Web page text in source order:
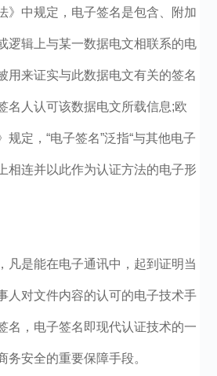
》中规定，电子签名是包含、附加
逻辑上与某一数据电文相联系的电
用来证实与此数据电文有关的签名
名人认可该数据电文所载信息;欧
规定，“电子签名”泛指“与其他电子
相连并以此作为认证方法的电子形
凡是能在电子通讯中，起到证明当
人对文件内容的认可的电子技术手
名，电子签名即现代认证技术的一
务安全的重要保障手段。